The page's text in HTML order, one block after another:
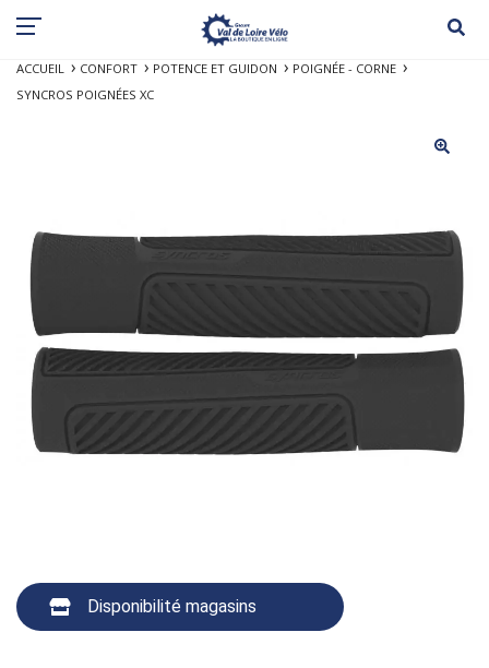
ACCUEIL CONFORT POTENCE ET GUIDON
POIGNÉE - CORNE
SYNCROS POIGNÉES XC
Disponibilité magasins